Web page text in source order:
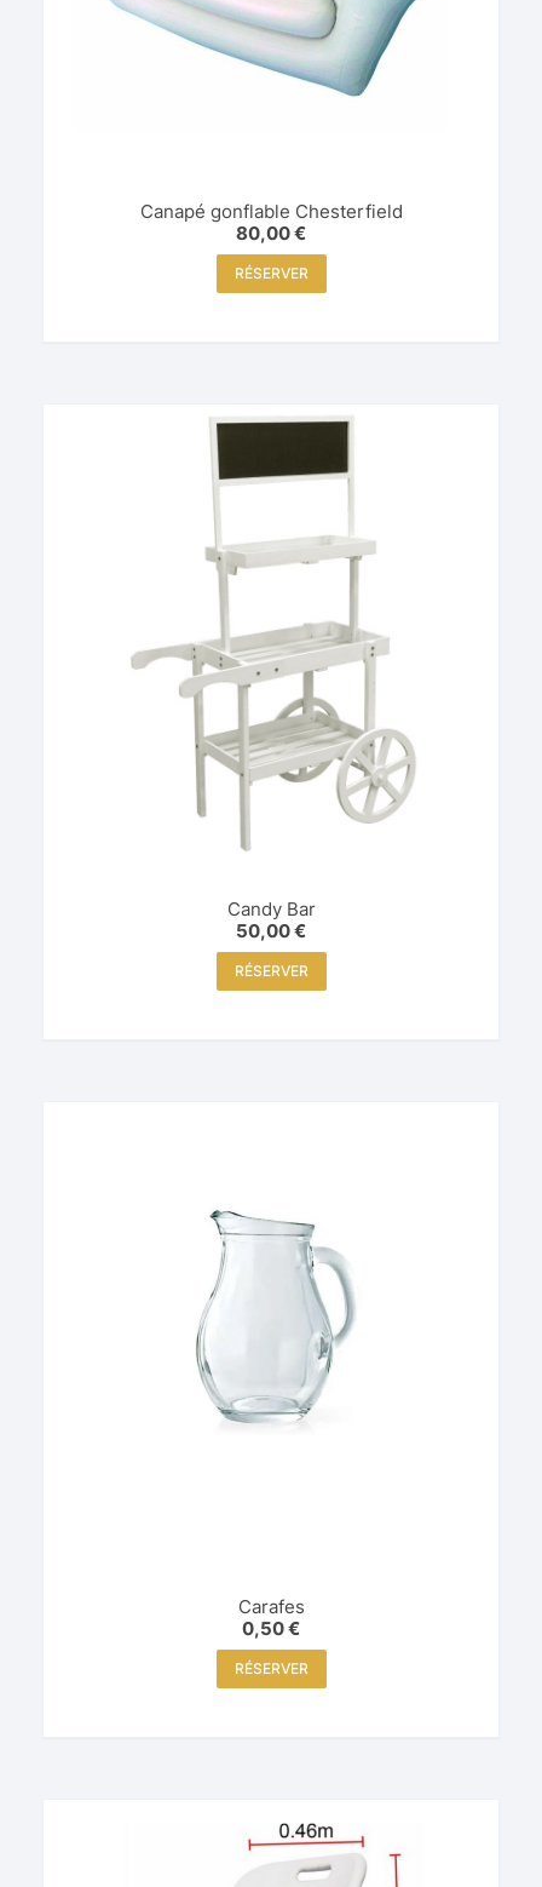
Canapé gonflable Chesterfield
80,00€
RÉSERVER
Candy Bar
50,00€
RÉSERVER
Carafes
0,50€
RÉSERVER